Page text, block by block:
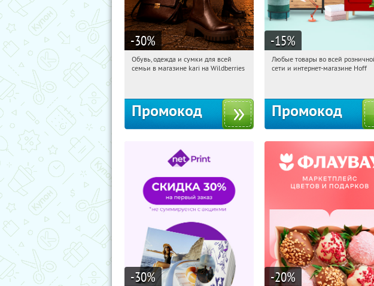
-30%
14:54:06 Получили:
Обувь, одежда и сумки для всей
семьи в магазине kari на Wildberries
Промокод
-15%
14:54:06
Любые товары во всей
сети и интернет-магазине Hoff
Промокод
-30% -20%